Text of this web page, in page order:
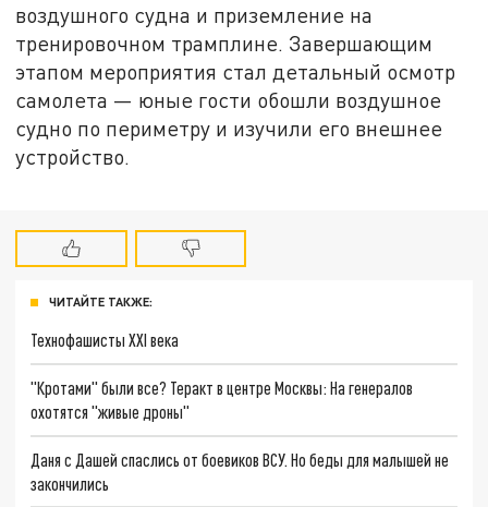
воздушного судна и приземление на
тренировочном трамплине. Завершающим
этапом мероприятия стал детальный осмотр
самолета — юные гости обошли воздушное
судно по периметру и изучили его внешнее
устройство.
ЧИТАЙТЕ ТАКЖЕ:
Технофашисты XXI века
"Кротами" были все? Теракт в центре Москвы: На генералов
охотятся "живые дроны"
Даня с Дашей спаслись от боевиков ВСУ. Но беды для малышей не
закончились